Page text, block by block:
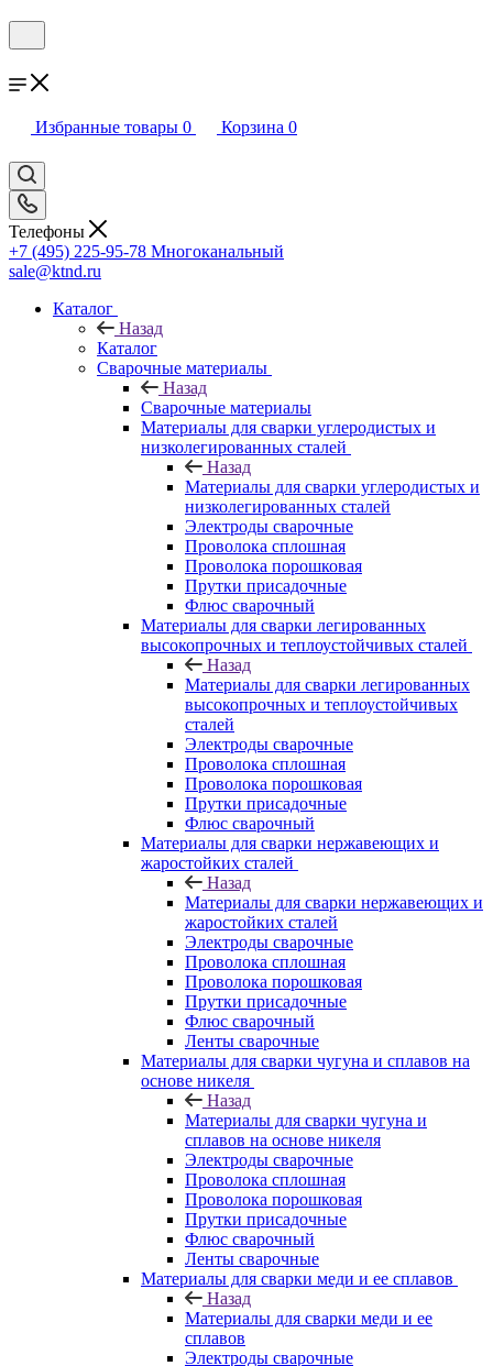
Избранные товары 0 Корзина 0
Телефоны
+7 (495) 225-95-78 Многоканальный
sale@ktnd.ru
Каталог
Назад
Каталог
Сварочные материалы
Назад
Сварочные материалы
Материалы для сварки углеродистых и
низколегированных сталей
Назад
Материалы для сварки углеродистых и
низколегированных сталей
Электроды сварочные
Проволока сплошная
Проволока порошковая
Прутки присадочные
Флюс сварочный
Материалы для сварки легированных
высокопрочных и теплоустойчивых сталей
Назад
Материалы для сварки легированных
высокопрочных и теплоустойчивых
сталей
Электроды сварочные
Проволока сплошная
Проволока порошковая
Прутки присадочные
Флюс сварочный
Материалы для сварки нержавеющих и
жаростойких сталей
Назад
Материалы для сварки нержавеющих и
жаростойких сталей
Электроды сварочные
Проволока сплошная
Проволока порошковая
Прутки присадочные
Флюс сварочный
Ленты сварочные
Материалы для сварки чугуна и сплавов на
основе никеля
Назад
Материалы для сварки чугуна и
сплавов на основе никеля
Электроды сварочные
Проволока сплошная
Проволока порошковая
Прутки присадочные
Флюс сварочный
Ленты сварочные
Материалы для сварки меди и ее сплавов
Назад
Материалы для сварки меди и ее
сплавов
Электроды сварочные